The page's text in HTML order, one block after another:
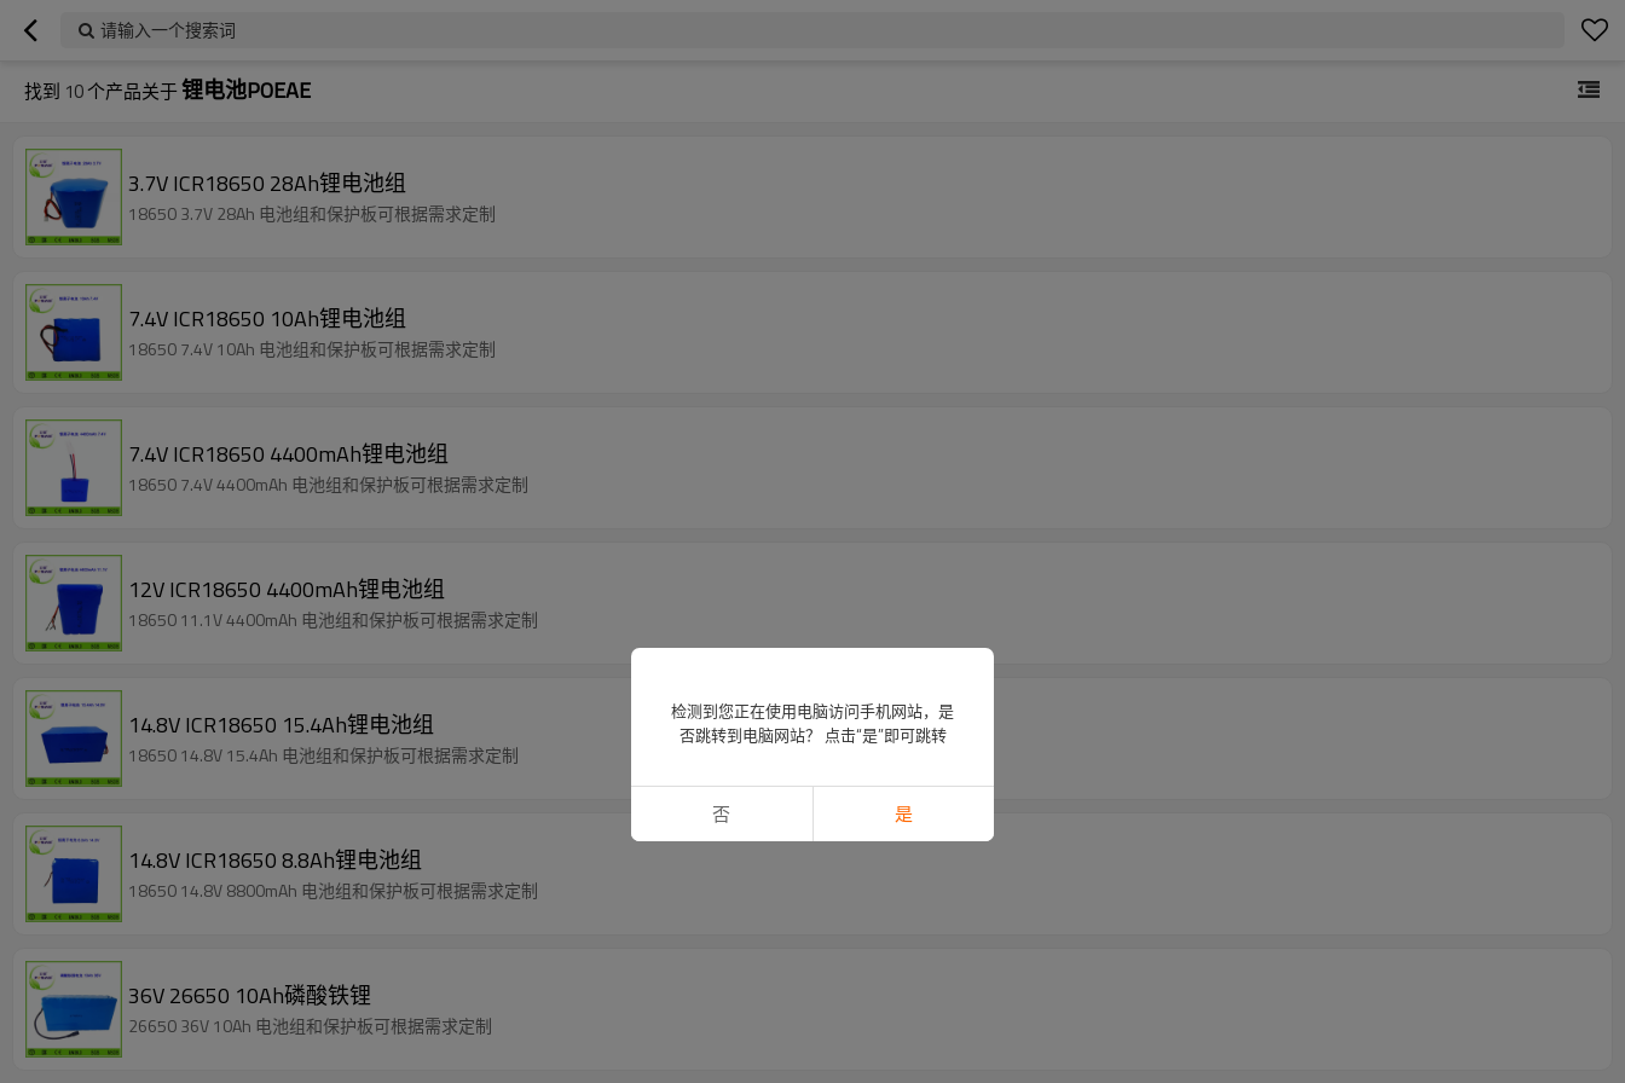
请输入一个搜索词
找到 10个产品关于锂电池POEAE
3.7V ICR18650 28Ah锂电池组
18650 3.7V 28Ah 电池组和保护板可根据需求定制
7.4V ICR18650 10Ah锂电池组
18650 7.4V 10Ah 电池组和保护板可根据需求定制
7.4V ICR18650 4400mAh锂电池组
18650 7.4V 4400mAh 电池组和保护板可根据需求定制
12V ICR18650 4400mAh锂电池组
18650 11.1V 4400mAh 电池组和保护板可根据需求定制
14.8V ICR18650 15.4Ah锂电池组
18650 14.8V 15.4Ah 电池组和保护板可根据需求定制
14.8V ICR18650 8.8Ah锂电池组
18650 14.8V 8800mAh 电池组和保护板可根据需求定制
36V 26650 10Ah磷酸铁锂
26650 36V 10Ah 电池组和保护板可根据需求定制
检测到您正在使用电脑访问手机网站，是
否跳转到电脑网站？ 点击“是”即可跳转
否 是